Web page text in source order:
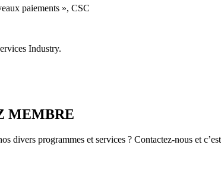
paiements », CSC
Industry.
MEMBRE
divers programmes et services ? Contactez-nous et